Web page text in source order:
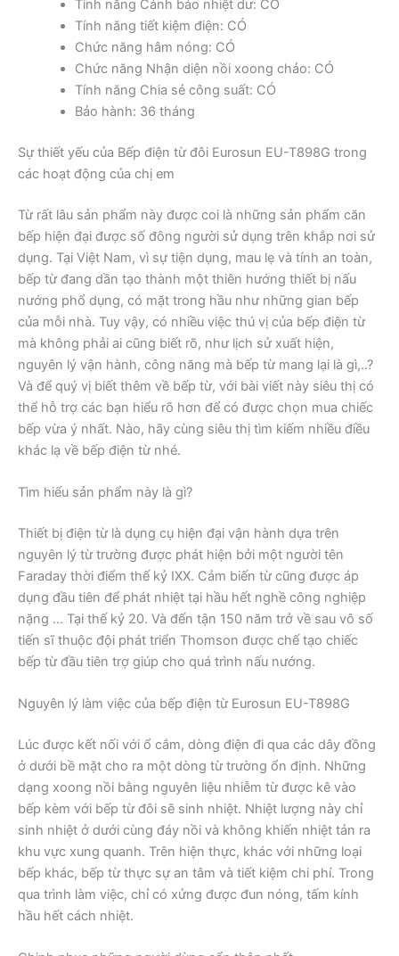
Tính năng Cảnh báo nhiệt dư: CÓ
Tính năng tiết kiệm điện: CÓ
Chức năng hâm nóng: CÓ
Chức năng Nhận diện nồi xoong chảo: CÓ
Tính năng Chia sẻ công suất: CÓ
Bảo hành: 36 tháng
Sự thiết yếu của Bếp điện từ đôi Eurosun EU-T898G trong
các hoạt động của chị em
Từ rất lâu sản phẩm này được coi là những sản phẩm căn
bếp hiện đại được số đông người sử dụng trên khắp nơi sử
dụng. Tại Việt Nam, vì sự tiện dụng, mau lẹ và tính an toàn,
bếp từ đang dần tạo thành một thiên hướng thiết bị nấu
nướng phổ dụng, có mặt trong hầu như những gian bếp
của mỗi nhà. Tuy vậy, có nhiều việc thú vị của bếp điện từ
mà không phải ai cũng biết rõ, như lịch sử xuất hiện,
nguyên lý vận hành, công năng mà bếp từ mang lại là gì,..?
Và để quý vị biết thêm về bếp từ, với bài viết này siêu thị có
thể hỗ trợ các bạn hiểu rõ hơn để có được chọn mua chiếc
bếp vừa ý nhất. Nào, hãy cùng siêu thị tìm kiếm nhiều điều
khác lạ về bếp điện từ nhé.
Tìm hiểu sản phẩm này là gì?
Thiết bị điện từ là dụng cụ hiện đại vận hành dựa trên
nguyên lý từ trường được phát hiện bởi một người tên
Faraday thời điểm thế kỷ IXX. Cảm biến từ cũng được áp
dụng đầu tiên để phát nhiệt tại hầu hết nghề công nghiệp
nặng … Tại thế kỷ 20. Và đến tận 150 năm trở về sau vô số
tiến sĩ thuộc đội phát triển Thomson được chế tạo chiếc
bếp từ đầu tiên trợ giúp cho quá trình nấu nướng.
Nguyên lý làm việc của bếp điện từ Eurosun EU-T898G
Lúc được kết nối với ổ cắm, dòng điện đi qua các dây đồng
ở dưới bề mặt cho ra một dòng từ trường ổn định. Những
dạng xoong nồi bằng nguyên liệu nhiễm từ được kê vào
bếp kèm với bếp từ đôi sẽ sinh nhiệt. Nhiệt lượng này chỉ
sinh nhiệt ở dưới cùng đáy nồi và không khiến nhiệt tản ra
khu vực xung quanh. Trên hiện thực, khác với những loại
bếp khác, bếp từ thực sự an tâm và tiết kiệm chi phí. Trong
qua trình làm việc, chỉ có xửng được đun nóng, tấm kính
hầu hết cách nhiệt.